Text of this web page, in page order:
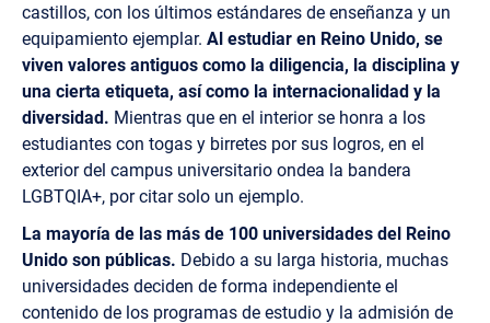
castillos, con los últimos estándares de enseñanza y un
equipamiento ejemplar. Al estudiar en Reino Unido, se
viven valores antiguos como la diligencia, la disciplina y
una cierta etiqueta, así como la internacionalidad y la
diversidad. Mientras que en el interior se honra a los
estudiantes con togas y birretes por sus logros, en el
exterior del campus universitario ondea la bandera
LGBTQIA+, por citar solo un ejemplo.
La mayoría de las más de 100 universidades del Reino
Unido son públicas. Debido a su larga historia, muchas
universidades deciden de forma independiente el
contenido de los programas de estudio y la admisión de